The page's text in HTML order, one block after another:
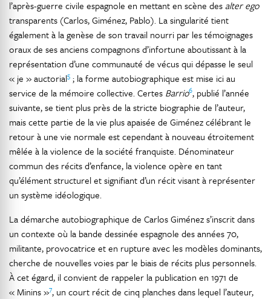
l’après-guerre civile espagnole en mettant en scène des alter ego
transparents (Carlos, Giménez, Pablo). La singularité tient
également à la genèse de son travail nourri par les témoignages
oraux de ses anciens compagnons d’infortune aboutissant à la
représentation d’une communauté de vécus qui dépasse le seul
« je » auctorial5 ; la forme autobiographique est mise ici au
service de la mémoire collective. Certes Barrio6, publié l’année
suivante, se tient plus près de la stricte biographie de l’auteur,
mais cette partie de la vie plus apaisée de Giménez célébrant le
retour à une vie normale est cependant à nouveau étroitement
mêlée à la violence de la société franquiste. Dénominateur
commun des récits d’enfance, la violence opère en tant
qu’élément structurel et signifiant d’un récit visant à représenter
un système idéologique.
La démarche autobiographique de Carlos Giménez s’inscrit dans
un contexte où la bande dessinée espagnole des années 70,
militante, provocatrice et en rupture avec les modèles dominants,
cherche de nouvelles voies par le biais de récits plus personnels.
À cet égard, il convient de rappeler la publication en 1971 de
« Minins »7, un court récit de cinq planches dans lequel l’auteur,